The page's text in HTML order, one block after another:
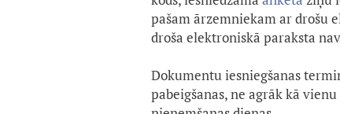
pašam ārzemniekam ar drošu
droša elektroniskā paraksta
Dokumentu iesniegšanas
pabeigšanas, ne agrāk kā